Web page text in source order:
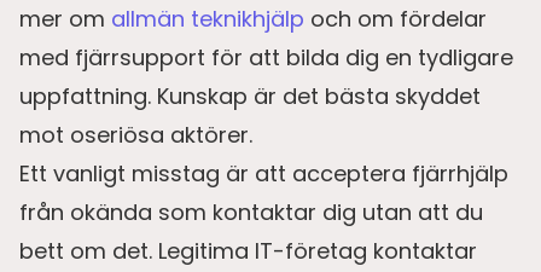
mer om allmän teknikhjälp och om fördelar
med fjärrsupport för att bilda dig en tydligare
uppfattning. Kunskap är det bästa skyddet
mot oseriösa aktörer.
Ett vanligt misstag är att acceptera fjärrhjälp
från okända som kontaktar dig utan att du
bett om det. Legitima IT-företag kontaktar